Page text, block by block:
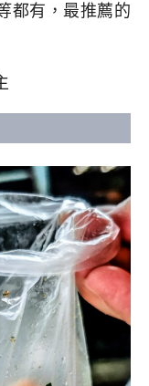
都有，最推薦的